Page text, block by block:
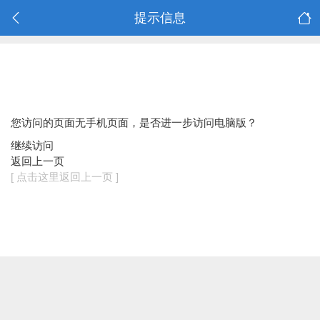
提示信息
您访问的页面无手机页面，是否进一步访问电脑版？
继续访问
返回上一页
[ 点击这里返回上一页 ]